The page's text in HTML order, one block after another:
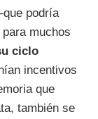
podría
muchos
ciclo
incentivos
que
también se